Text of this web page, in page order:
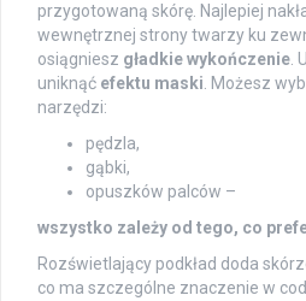
przygotowaną skórę. Najlepiej
wewnętrznej strony twarzy ku
osiągniesz gładkie wykończenie.
uniknąć efektu maski. Możesz
narzędzi:
pędzla,
gąbki,
opuszków palców –
wszystko zależy od tego, co
Rozświetlający podkład doda
co ma szczególne znaczenie w